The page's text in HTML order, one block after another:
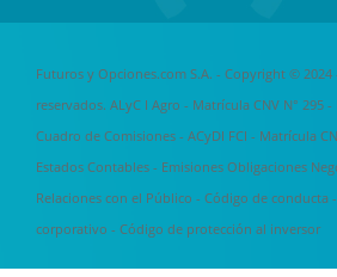
Futuros y Opciones.com S.A. - Copyright ©
reservados. ALyC I Agro - Matrícula CNV N° 295 -
Cuadro de Comisiones - ACyDI FCI - Matrícula
Estados Contables - Emisiones Obligaciones
Relaciones con el Público - Código de conducta -
corporativo - Código de protección al inversor